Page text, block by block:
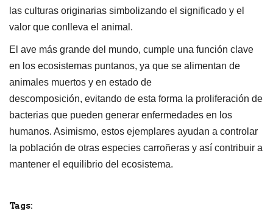
las culturas originarias simbolizando el significado y el
valor que conlleva el animal.
El ave más grande del mundo, cumple una función clave
en los ecosistemas puntanos, ya que se alimentan de
animales muertos y en estado de
descomposición, evitando de esta forma la proliferación de
bacterias que pueden generar enfermedades en los
humanos. Asimismo, estos ejemplares ayudan a controlar
la población de otras especies carroñeras y así contribuir a
mantener el equilibrio del ecosistema.
Tags: